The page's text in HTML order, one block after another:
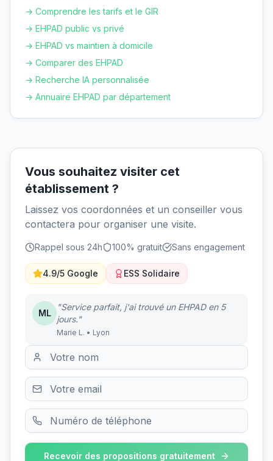
→ Comprendre les tarifs et le GIR
→ EHPAD public vs privé
→ EHPAD vs maintien à domicile
→ Comparer des EHPAD
→ Recherche IA personnalisée
→ Annuaire EHPAD par département
Vous souhaitez visiter cet
établissement ?
Laissez vos coordonnées et un conseiller vous
contactera pour organiser une visite.
Rappel sous 24h 100% gratuit Sans engagement
4.9/5 Google ESS Solidaire
ML
"Service parfait, j'ai trouvé un EHPAD en 5
jours."
Marie L. • Lyon
Recevoir des propositions gratuitement